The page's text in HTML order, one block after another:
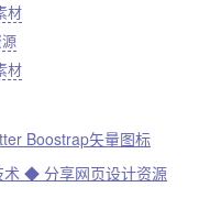
材
材
Boostrap矢量图标
◆ 分享网页设计资源